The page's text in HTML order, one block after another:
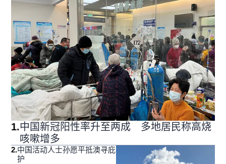
1.中国新冠阳性率升至两成 多地居民称高烧
咳嗽增多
2.中国活动人士孙愿平抵澳寻庇
护